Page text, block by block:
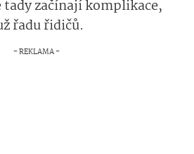
tady začínají komplikace,
řadu řidičů.